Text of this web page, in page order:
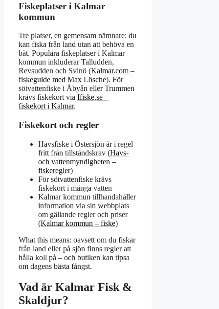
Fiskeplatser i Kalmar
kommun
Tre platser, en gemensam nämnare: du
kan fiska från land utan att behöva en
båt. Populära fiskeplatser i Kalmar
kommun inkluderar Talludden,
Revsudden och Svinö (Kalmar.com –
fiskeguide med Max Lösche). För
sötvattenfiske i Åbyån eller Trummen
krävs fiskekort via Ifiske.se –
fiskekort i Kalmar.
Fiskekort och regler
Havsfiske i Östersjön är i regel
fritt från tillståndskrav (Havs-
och vattenmyndigheten –
fiskeregler)
För sötvattenfiske krävs
fiskekort i många vatten
Kalmar kommun tillhandahåller
information via sin webbplats
om gällande regler och priser
(Kalmar kommun – fiske)
What this means: oavsett om du fiskar
från land eller på sjön finns regler att
hålla koll på – och butiken kan tipsa
om dagens bästa fångst.
Vad är Kalmar Fisk &
Skaldjur?